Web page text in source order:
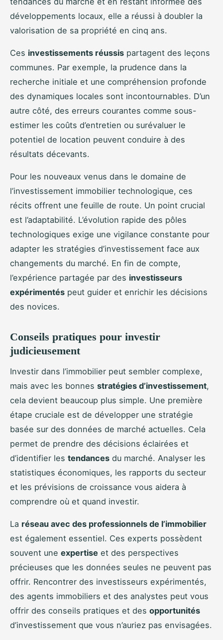
développements locaux, elle a réussi à doubler la
valorisation de sa propriété en cinq ans.
Ces investissements réussis partagent des leçons
communes. Par exemple, la prudence dans la
recherche initiale et une compréhension profonde
des dynamiques locales sont incontournables. D’un
autre côté, des erreurs courantes comme sous-
estimer les coûts d’entretien ou surévaluer le
potentiel de location peuvent conduire à des
résultats décevants.
Pour les nouveaux venus dans le domaine de
l’investissement immobilier technologique, ces
récits offrent une feuille de route. Un point crucial
est l’adaptabilité. L’évolution rapide des pôles
technologiques exige une vigilance constante pour
adapter les stratégies d’investissement face aux
changements du marché. En fin de compte,
l’expérience partagée par des investisseurs
expérimentés peut guider et enrichir les décisions
des novices.
Conseils pratiques pour investir
judicieusement
Investir dans l’immobilier peut sembler complexe,
mais avec les bonnes stratégies d’investissement,
cela devient beaucoup plus simple. Une première
étape cruciale est de développer une stratégie
basée sur des données de marché actuelles. Cela
permet de prendre des décisions éclairées et
d’identifier les tendances du marché. Analyser les
statistiques économiques, les rapports du secteur
et les prévisions de croissance vous aidera à
comprendre où et quand investir.
La réseau avec des professionnels de l’immobilier
est également essentiel. Ces experts possèdent
souvent une expertise et des perspectives
précieuses que les données seules ne peuvent pas
offrir. Rencontrer des investisseurs expérimentés,
des agents immobiliers et des analystes peut vous
offrir des conseils pratiques et des opportunités
d’investissement que vous n’auriez pas envisagées.